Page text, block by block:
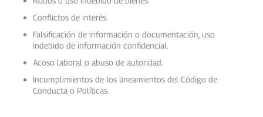
Conflictos de interés.
Falsificación de información o documentación, uso
indebido de información confidencial.
Acoso laboral o abuso de autoridad.
Incumplimientos de los lineamientos del Código de
Conducta o Políticas.